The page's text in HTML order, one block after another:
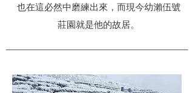
也在這必然中磨練出來，而現今幼瀨伍號
莊園就是他的故居。